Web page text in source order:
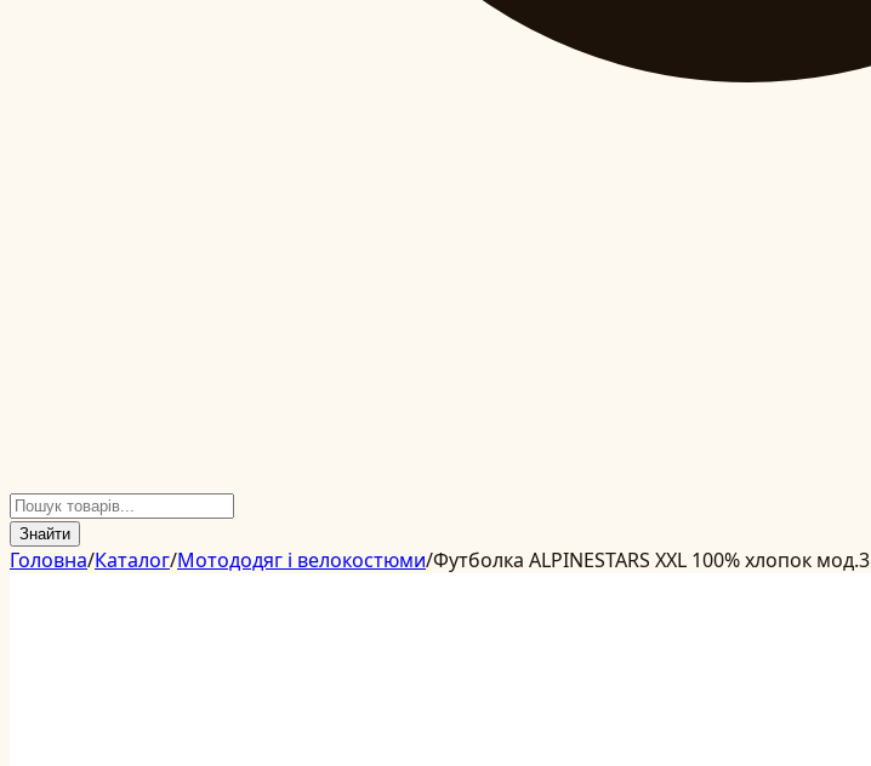
Знайти
Головна/Каталог/Мотододяг і велокостюми/Футболка ALPINESTARS XXL 100% хлопок мод.3